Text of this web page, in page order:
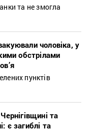
та не змогла
чоловіка, у
обстрілами
пунктів
та
є загиблі та